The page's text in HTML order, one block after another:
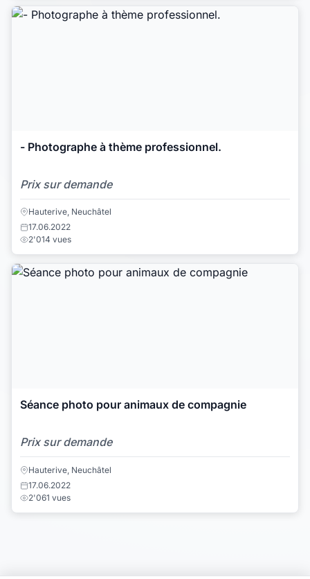
- Photographe à thème professionnel.
Prix sur demande
Hauterive, Neuchâtel
17.06.2022
2'014 vues
Séance photo pour animaux de compagnie
Prix sur demande
Hauterive, Neuchâtel
17.06.2022
2'061 vues